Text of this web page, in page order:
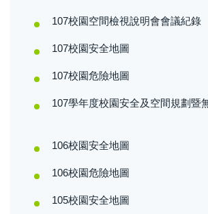
107校園空間檢視說明會會議紀錄
107校園安全地圖
107校園危險地圖
106校園安全地圖
106校園危險地圖
105校園安全地圖